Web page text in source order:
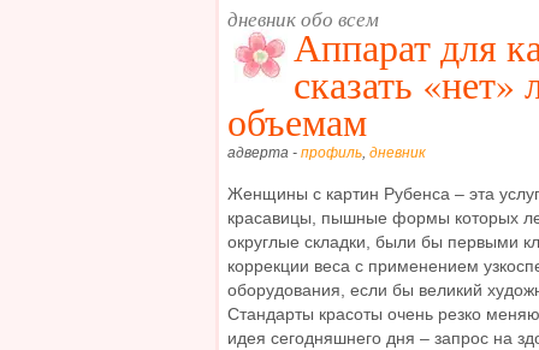
дневник обо всем
Аппарат для
сказать
объемам
адверта - профиль, дневник
Женщины с картин Рубенса – эта
красавицы, пышные формы которых
округлые складки, были бы первыми
коррекции веса с применением
оборудования, если бы великий
Стандарты красоты очень резко
идея сегодняшнего дня – запрос на